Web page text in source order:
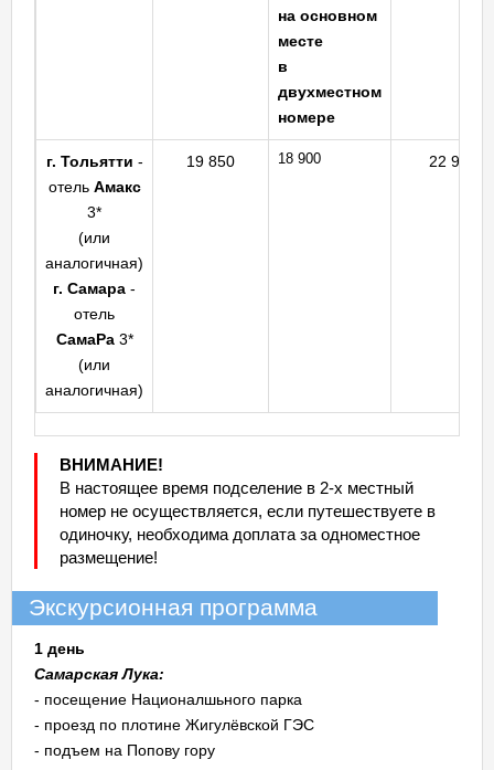
на основном
месте
в
двухместном
номере
г. Тольятти -
отель Амакс
3*
(или
аналогичная)
г. Самара -
отель
СамаРа3*
(или
аналогичная)
19 850 18 900 22 900
ВНИМАНИЕ!
В настоящее время подселение в 2-х местный
номер не осуществляется, если путешествуете в
одиночку, необходима доплата за одноместное
размещение!
Экскурсионная программа
1 день
Самарская Лука:
- посещение Националшьного парка
- проезд по плотине Жигулёвской ГЭС
- подъем на Попову гору